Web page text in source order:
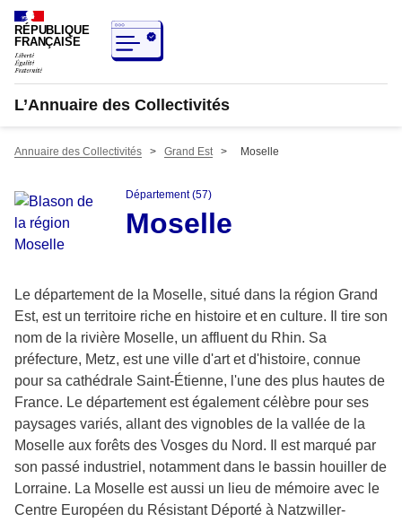
RÉPUBLIQUE
FRANÇAISE
L’Annuaire des Collectivités
Annuaire des Collectivités > Grand Est > Moselle
Département (57)
Moselle
Le département de la Moselle, situé dans la région Grand
Est, est un territoire riche en histoire et en culture. Il tire son
nom de la rivière Moselle, un affluent du Rhin. Sa
préfecture, Metz, est une ville d'art et d'histoire, connue
pour sa cathédrale Saint-Étienne, l'une des plus hautes de
France. Le département est également célèbre pour ses
paysages variés, allant des vignobles de la vallée de la
Moselle aux forêts des Vosges du Nord. Il est marqué par
son passé industriel, notamment dans le bassin houiller de
Lorraine. La Moselle est aussi un lieu de mémoire avec le
Centre Européen du Résistant Déporté à Natzwiller-